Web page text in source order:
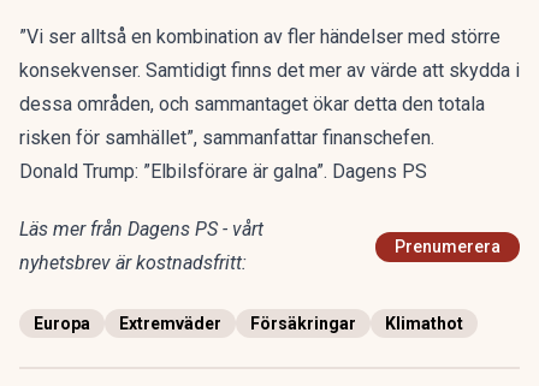
”Vi ser alltså en kombination av fler händelser med större
konsekvenser. Samtidigt finns det mer av värde att skydda i
dessa områden, och sammantaget ökar detta den totala
risken för samhället”, sammanfattar finanschefen.
Donald Trump: ”Elbilsförare är galna”. Dagens PS
Läs mer från Dagens PS - vårt
nyhetsbrev är kostnadsfritt:
Prenumerera
Europa Extremväder Försäkringar Klimathot